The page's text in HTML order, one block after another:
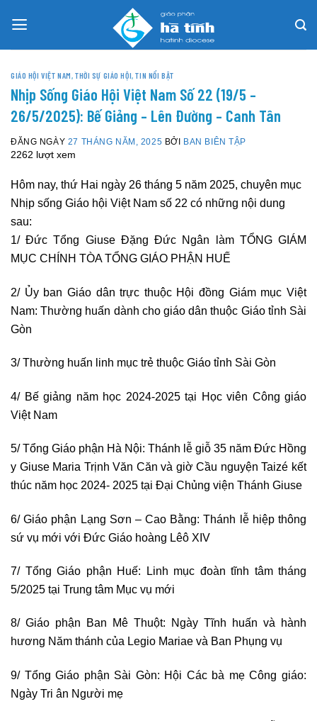
GIÁO HỘI VIỆT NAM, THỜI SỰ GIÁO HỘI,TIN NỔI BẬT
Nhịp Sống Giáo Hội Việt Nam Số 22 (19/5 –
26/5/2025): Bế Giảng – Lên Đường – Canh Tân
ĐĂNG NGÀY 27 THÁNG NĂM, 2025 BỞI BAN BIÊN TẬP
2262 lượt xem
Hôm nay, thứ Hai ngày 26 tháng 5 năm 2025, chuyên mục
Nhịp sống Giáo hội Việt Nam số 22 có những nội dung
sau:
1/ Đức Tổng Giuse Đặng Đức Ngân làm TỔNG GIÁM
MỤC CHÍNH TÒA TỔNG GIÁO PHẬN HUẾ
2/ Ủy ban Giáo dân trực thuộc Hội đồng Giám mục Việt
Nam: Thường huấn dành cho giáo dân thuộc Giáo tỉnh Sài
Gòn
3/ Thường huấn linh mục trẻ thuộc Giáo tỉnh Sài Gòn
4/ Bế giảng năm học 2024-2025 tại Học viên Công giáo
Việt Nam
5/ Tổng Giáo phận Hà Nội: Thánh lễ giỗ 35 năm Đức Hồng
y Giuse Maria Trịnh Văn Căn và giờ Cầu nguyện Taizé kết
thúc năm học 2024- 2025 tại Đại Chủng viện Thánh Giuse
6/ Giáo phận Lạng Sơn – Cao Bằng: Thánh lễ hiệp thông
sứ vụ mới với Đức Giáo hoàng Lêô XIV
7/ Tổng Giáo phận Huế: Linh mục đoàn tĩnh tâm tháng
5/2025 tại Trung tâm Mục vụ mới
8/ Giáo phận Ban Mê Thuột: Ngày Tĩnh huấn và hành
hương Năm thánh của Legio Mariae và Ban Phụng vụ
9/ Tổng Giáo phận Sài Gòn: Hội Các bà mẹ Công giáo:
Ngày Tri ân Người mẹ